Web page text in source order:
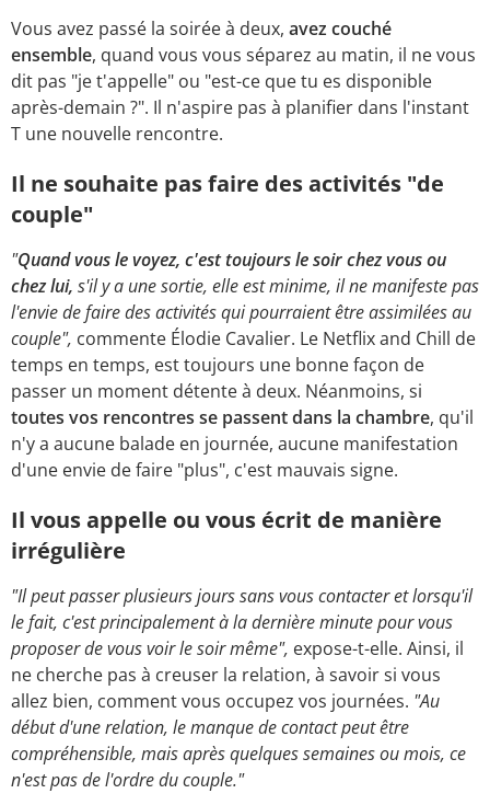
Vous avez passé la soirée à deux, avez couché
ensemble, quand vous vous séparez au matin, il ne vous
dit pas "je t'appelle" ou "est-ce que tu es disponible
après-demain ?". Il n'aspire pas à planifier dans l'instant
T une nouvelle rencontre.
Il ne souhaite pas faire des activités "de
couple"
"Quand vous le voyez, c'est toujours le soir chez vous ou
chez lui, s'il y a une sortie, elle est minime, il ne manifeste pas
l'envie de faire des activités qui pourraient être assimilées au
couple", commente Élodie Cavalier. Le Netflix and Chill de
temps en temps, est toujours une bonne façon de
passer un moment détente à deux. Néanmoins, si
toutes vos rencontres se passent dans la chambre, qu'il
n'y a aucune balade en journée, aucune manifestation
d'une envie de faire "plus", c'est mauvais signe.
Il vous appelle ou vous écrit de manière
irrégulière
"Il peut passer plusieurs jours sans vous contacter et lorsqu'il
le fait, c'est principalement à la dernière minute pour vous
proposer de vous voir le soir même", expose-t-elle. Ainsi, il
ne cherche pas à creuser la relation, à savoir si vous
allez bien, comment vous occupez vos journées. "Au
début d'une relation, le manque de contact peut être
compréhensible, mais après quelques semaines ou mois, ce
n'est pas de l'ordre du couple."